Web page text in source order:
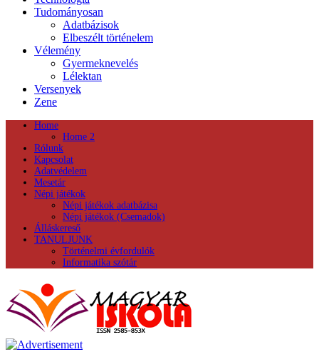
Tudományosan
Adatbázisok
Elbeszélt történelem
Vélemény
Gyermeknevelés
Lélektan
Versenyek
Zene
Home
Home 2
Rólunk
Kapcsolat
Adatvédelem
Mesetár
Népi játékok
Népi játékok adatbázisa
Népi játékok (Csemadok)
Álláskereső
TANULJUNK
Történelmi évfordulók
Informatika szótár